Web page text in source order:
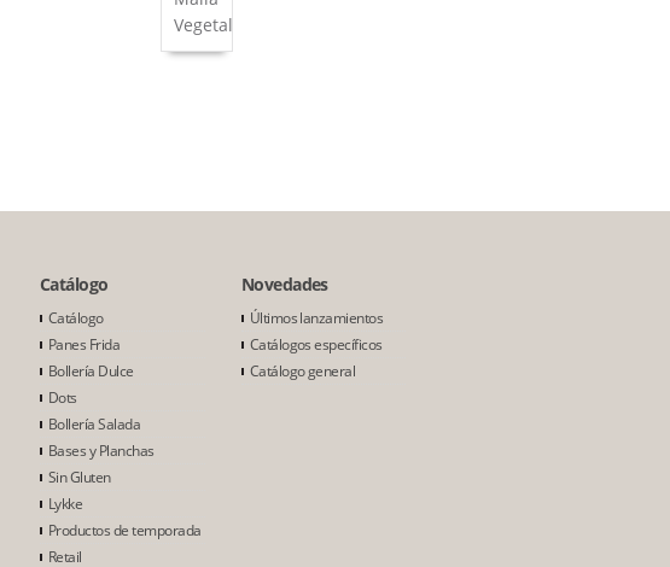
Catálogo
Catálogo
Panes Frida
Bollería Dulce
Dots
Bollería Salada
Bases y Planchas
Sin Gluten
Lykke
Productos de temporada
Retail
Novedades
Últimos lanzamientos
Catálogos específicos
Catálogo general